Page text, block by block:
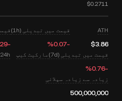
$0.2711
ATH
$3.86
قیمت میں تبدیلی (1h)
‮-‭0.07‬%‬
قیمت
‮-‭0.29‬%‬
قیمت میں تبدیلی (7d)
‮-‭0.76‬%‬
مارکیٹ کیپ 24h والیوم
زیادہ سے زیادہ سپلائی
500,000,000